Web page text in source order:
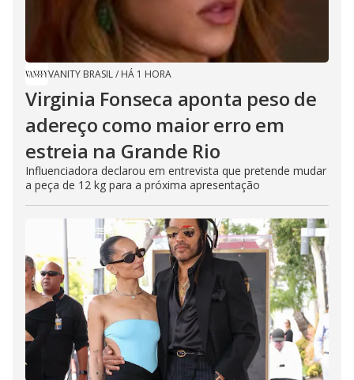
VANITY BRASIL/ HÁ 1 HORA
Virginia Fonseca aponta peso de
adereço como maior erro em
estreia na Grande Rio
Influenciadora declarou em entrevista que pretende mudar
a peça de 12 kg para a próxima apresentação